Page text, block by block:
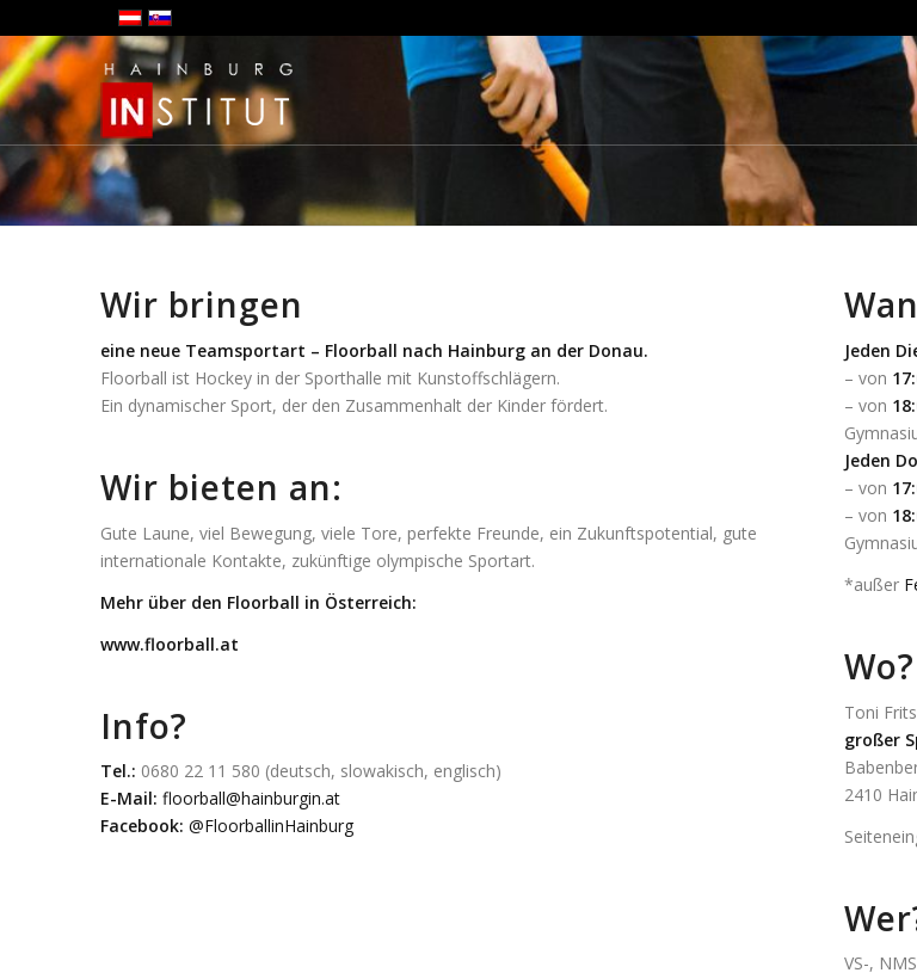
Wir bringen
eine neue Teamsportart – Floorball nach Hainburg an der Donau.
Floorball ist Hockey in der Sporthalle mit Kunstoffschlägern.
Ein dynamischer Sport, der den Zusammenhalt der Kinder fördert.
Wir bieten an:
Gute Laune, viel Bewegung, viele Tore, perfekte Freunde, ein Zukunftspotential, gute
internationale Kontakte, zukünftige olympische Sportart.
Mehr über den Floorball in Österreich:
www.floorball.at
Info?
Tel.: 0680 22 11 580 (deutsch, slowakisch, englisch)
E-Mail: floorball@hainburgin.at
Facebook: @FloorballinHainburg
Jeden
– von
– von
Jeden
– von
– von
*außer
Wo?
Toni
großer
2410
VS-,